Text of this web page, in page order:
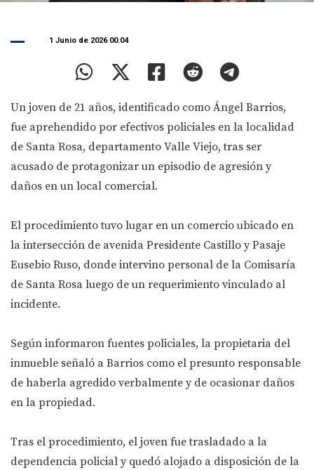
1 Junio de 2026 00.04
Un joven de 21 años, identificado como Ángel Barrios,
fue aprehendido por efectivos policiales en la localidad
de Santa Rosa, departamento Valle Viejo, tras ser
acusado de protagonizar un episodio de agresión y
daños en un local comercial.
El procedimiento tuvo lugar en un comercio ubicado en
la intersección de avenida Presidente Castillo y Pasaje
Eusebio Ruso, donde intervino personal de la Comisaría
de Santa Rosa luego de un requerimiento vinculado al
incidente.
Según informaron fuentes policiales, la propietaria del
inmueble señaló a Barrios como el presunto responsable
de haberla agredido verbalmente y de ocasionar daños
en la propiedad.
Tras el procedimiento, el joven fue trasladado a la
dependencia policial y quedó alojado a disposición de la